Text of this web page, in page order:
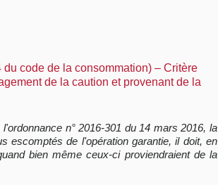
code de la consommation) – Critère
de la caution et provenant de la
n° 2016-301 du 14 mars 2016, la
escomptés de l'opération garantie, il doit, en
bien même ceux-ci proviendraient de la